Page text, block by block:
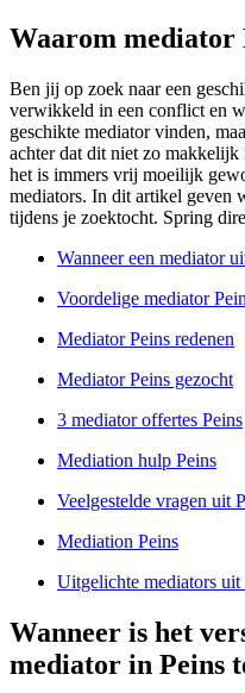
Waarom mediator
Ben jij op zoek naar een
verwikkeld in een conflict en
geschikte mediator vinden,
achter dat dit niet zo
het is immers vrij moeilijk
mediators. In dit artikel geven
tijdens je zoektocht. Spring
Wanneer een mediator
Voordelige mediator
Mediator Peins redenen
Mediator Peins gezocht
3 mediator offertes Peins
Mediation hulp Peins
Veelgestelde vragen uit
Mediation Peins
Uitgelichte mediators uit
Wanneer is het
mediator in Peins